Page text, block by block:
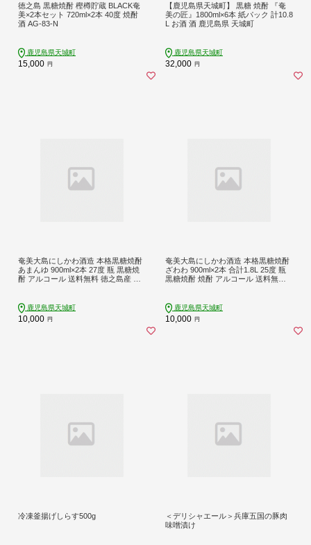
徳之島 黒糖焼酎 樫樽貯蔵 BLACK奄
美×2本セット 720ml×2本 40度 焼酎
酒 AG-83-N
鹿児島県天城町
15,000 円
【鹿児島県天城町】 黒糖 焼酎 『奄
美の匠』1800ml×6本 紙パック 計10.8
L お酒 酒 鹿児島県 天城町
鹿児島県天城町
32,000 円
奄美大島にしかわ酒造 本格黒糖焼酎
あまんゆ 900ml×2本 27度 瓶 黒糖焼
酎 アルコール 送料無料 徳之島産 鹿
鹿児島県天城町
10,000 円
奄美大島にしかわ酒造 本格黒糖焼酎
ざわわ 900ml×2本 合計1.8L 25度 瓶
黒糖焼酎 焼酎 アルコール 送料無料
鹿児島県天城町
10,000 円
冷凍釜揚げしらす500g
＜デリシャエール＞兵庫五国の豚肉
味噌漬け